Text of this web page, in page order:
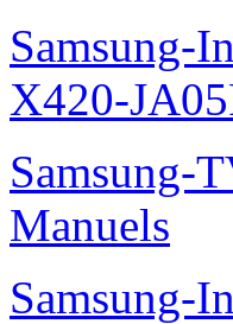
Samsung-
X420-
Samsung-
Manuels
Samsung-